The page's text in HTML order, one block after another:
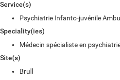
Service(s)
Psychiatrie Infanto-juvénile
Speciality(ies)
Médecin spécialiste en
Site(s)
Brull